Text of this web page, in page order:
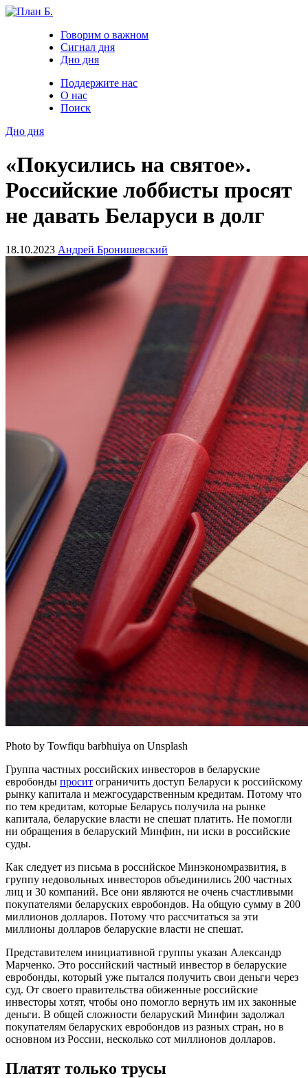
Говорим о важном
Сигнал дня
Дно дня
Поддержите нас
О нас
Поиск
Дно дня
«Покусились на святое».
Российские лоббисты просят
не давать Беларуси в долг
18.10.2023 Андрей Бронишевский
Photo by Towfiqu barbhuiya on Unsplash
Группа частных российских инвесторов в беларуские
евробонды просит ограничить доступ Беларуси к российскому
рынку капитала и межгосударственным кредитам. Потому что
по тем кредитам, которые Беларусь получила на рынке
капитала, беларуские власти не спешат платить. Не помогли
ни обращения в беларуский Минфин, ни иски в российские
суды.
Как следует из письма в российское Минэкономразвития, в
группу недовольных инвесторов объединились 200 частных
лиц и 30 компаний. Все они являются не очень счастливыми
покупателями беларуских евробондов. На общую сумму в 200
миллионов долларов. Потому что рассчитаться за эти
миллионы долларов беларуские власти не спешат.
Представителем инициативной группы указан Александр
Марченко. Это российский частный инвестор в беларуские
евробонды, который уже пытался получить свои деньги через
суд. От своего правительства обиженные российские
инвесторы хотят, чтобы оно помогло вернуть им их законные
деньги. В общей сложности беларуский Минфин задолжал
покупателям беларуских евробондов из разных стран, но в
основном из России, несколько сот миллионов долларов.
Платят только трусы